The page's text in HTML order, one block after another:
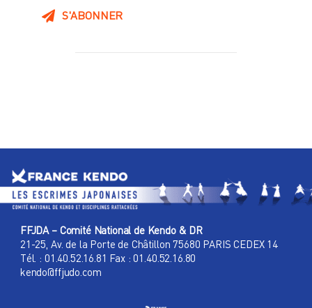
S'ABONNER
FFJDA – Comité National de Kendo & DR
21-25, Av. de la Porte de Châtillon 75680 PARIS CEDEX 14
Tél. : 01.40.52.16.81 Fax : 01.40.52.16.80
kendo@ffjudo.com